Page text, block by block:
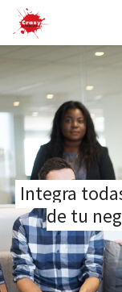
Integra
de tu